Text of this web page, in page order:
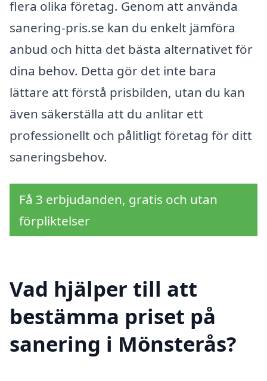
flera olika företag. Genom att använda
sanering-pris.se kan du enkelt jämföra
anbud och hitta det bästa alternativet för
dina behov. Detta gör det inte bara
lättare att förstå prisbilden, utan du kan
även säkerställa att du anlitar ett
professionellt och pålitligt företag för ditt
saneringsbehov.
Få 3 erbjudanden, gratis och utan
förpliktelser
Vad hjälper till att
bestämma priset på
sanering i Mönsterås?